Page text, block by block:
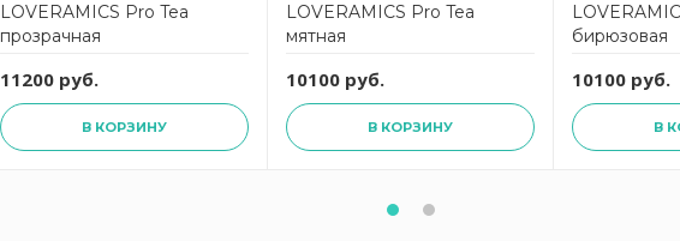
LOVERAMICS Pro Tea
прозрачная
11200 руб.
В КОРЗИНУ
LOVERAMICS Pro Tea
мятная
10100 руб.
В КОРЗИНУ
бирюзовая
10100 руб.
В